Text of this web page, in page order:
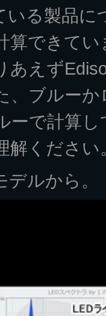
いる製品に
算できて
あえず
、ブルー
ーで計算
解ください
ルから。